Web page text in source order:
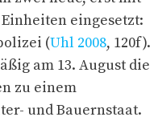
eingesetzt:
(Uhl 2008, 120f).
am 13. August die
zu einem
und Bauernstaat.